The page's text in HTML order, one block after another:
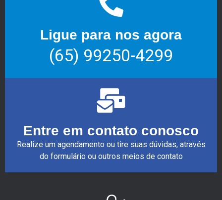
Ligue para nos agora
(65) 99250-4299
Entre em contato conosco
Realize um agendamento ou tire suas dúvidas, através
do formulário ou outros meios de contato